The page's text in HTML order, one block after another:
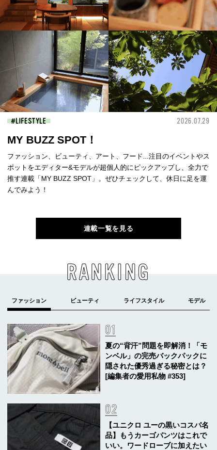
LIFESTYLE 2026.07.29
MY BUZZ SPOT！
ファッション、ビューティ、アート、フード...注目のイベントやス
ポットをエディター&モデルが超個人的にピックアップし、全力で
推す連載「MY BUZZ SPOT」。ぜひチェックして、休日に足を運
んでみよう！
連載一覧を見る
RANKING
夏の“背汗”問題を即解消！「モ
ンベル」の完売バックパックに
隠された優秀過ぎる秘密とは？
[編集者の愛用私物 #353]
【ユニクロ ユーの黒いコスパ名
品】もうカーゴパンツはこれで
いい。ワードローブに加えたい